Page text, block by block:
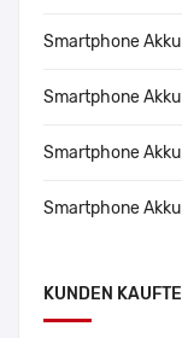
Smartphone
Smartphone
Smartphone
Smartphone
KUNDEN